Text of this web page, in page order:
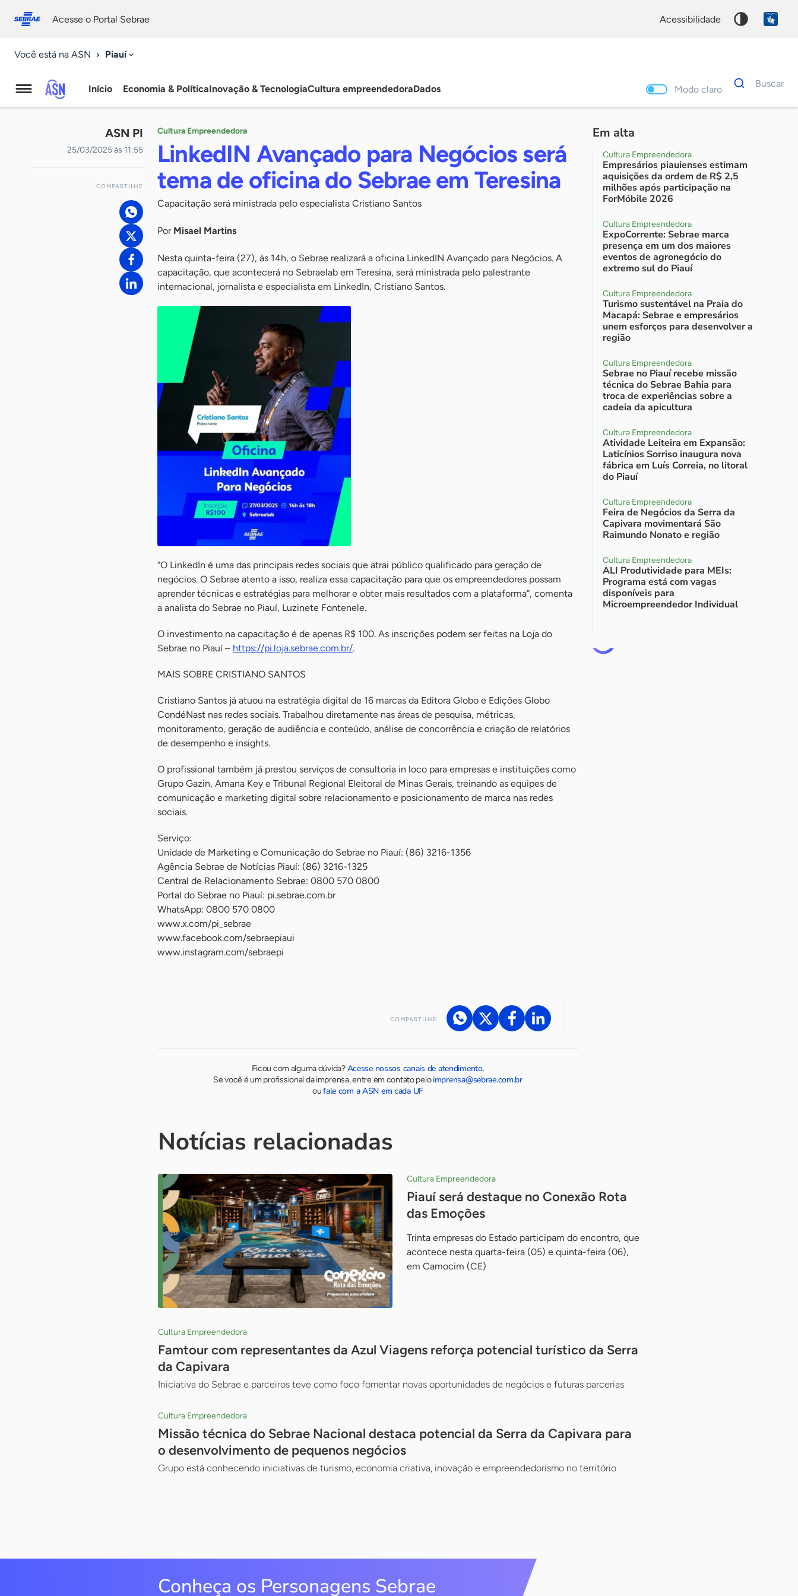
conosco
Acesse o Portal Sebrae acessibilidade
Você está na ASN Piauí
Agência
Sebrae
Notícias
Início Economia & PolíticaInovação & TecnologiaCultura empreendedoraDados Modo claro
Dados
para
Buscar
ASN PI
25/03/2025 às 11:55
COMPARTILHE
Cultura Empreendedora
LinkedIN Avançado para Negócios será
tema de oficina do Sebrae em Teresina
Capacitação será ministrada pelo especialista Cristiano Santos
Por Misael Martins
Nesta quinta-feira (27), às 14h, o Sebrae realizará a oficina LinkedIN Avançado para Negócios. A
capacitação, que acontecerá no Sebraelab em Teresina, será ministrada pelo palestrante
internacional, jornalista e especialista em LinkedIn, Cristiano Santos.
“O LinkedIn é uma das principais redes sociais que atrai público qualificado para geração de
negócios. O Sebrae atento a isso, realiza essa capacitação para que os empreendedores possam
aprender técnicas e estratégias para melhorar e obter mais resultados com a plataforma”, comenta
a analista do Sebrae no Piauí, Luzinete Fontenele.
O investimento na capacitação é de apenas R$ 100. As inscrições podem ser feitas na Loja do
Sebrae no Piauí – https://pi.loja.sebrae.com.br/.
MAIS SOBRE CRISTIANO SANTOS
Cristiano Santos já atuou na estratégia digital de 16 marcas da Editora Globo e Edições Globo
CondéNast nas redes sociais. Trabalhou diretamente nas áreas de pesquisa, métricas,
monitoramento, geração de audiência e conteúdo, análise de concorrência e criação de relatórios
de desempenho e insights.
O profissional também já prestou serviços de consultoria in loco para empresas e instituições como
Grupo Gazin, Amana Key e Tribunal Regional Eleitoral de Minas Gerais, treinando as equipes de
comunicação e marketing digital sobre relacionamento e posicionamento de marca nas redes
sociais.
Serviço:
Unidade de Marketing e Comunicação do Sebrae no Piauí: (86) 3216-1356
Agência Sebrae de Notícias Piauí: (86) 3216-1325
Central de Relacionamento Sebrae: 0800 570 0800
Portal do Sebrae no Piauí: pi.sebrae.com.br
WhatsApp: 0800 570 0800
www.x.com/pi_sebrae
www.facebook.com/sebraepiaui
www.instagram.com/sebraepi
COMPARTILHE
Ficou com alguma dúvida?Acesse nossos canais de atendimento.
Se você é um profissional da imprensa, entre em contato peloimprensa@sebrae.com.br
oufale com a ASN em cada UF
Em alta
Cultura Empreendedora
Empresários piauienses estimam
aquisições da ordem de R$ 2,5
milhões após participação na
ForMóbile 2026
Cultura Empreendedora
ExpoCorrente: Sebrae marca
presença em um dos maiores
eventos de agronegócio do
extremo sul do Piauí
Cultura Empreendedora
Turismo sustentável na Praia do
Macapá: Sebrae e empresários
unem esforços para desenvolver a
região
Cultura Empreendedora
Sebrae no Piauí recebe missão
técnica do Sebrae Bahia para
troca de experiências sobre a
cadeia da apicultura
Cultura Empreendedora
Atividade Leiteira em Expansão:
Laticínios Sorriso inaugura nova
fábrica em Luís Correia, no litoral
do Piauí
Cultura Empreendedora
Feira de Negócios da Serra da
Capivara movimentará São
Raimundo Nonato e região
Cultura Empreendedora
ALI Produtividade para MEIs:
Programa está com vagas
disponíveis para
Microempreendedor Individual
Notícias relacionadas
Cultura Empreendedora
Piauí será destaque no Conexão Rota
das Emoções
Trinta empresas do Estado participam do encontro, que
acontece nesta quarta-feira (05) e quinta-feira (06),
em Camocim (CE)
Cultura Empreendedora
Famtour com representantes da Azul Viagens reforça potencial turístico da Serra
da Capivara
Iniciativa do Sebrae e parceiros teve como foco fomentar novas oportunidades de negócios e futuras parcerias
Cultura Empreendedora
Missão técnica do Sebrae Nacional destaca potencial da Serra da Capivara para
o desenvolvimento de pequenos negócios
Grupo está conhecendo iniciativas de turismo, economia criativa, inovação e empreendedorismo no território
Conheça os Personagens Sebrae